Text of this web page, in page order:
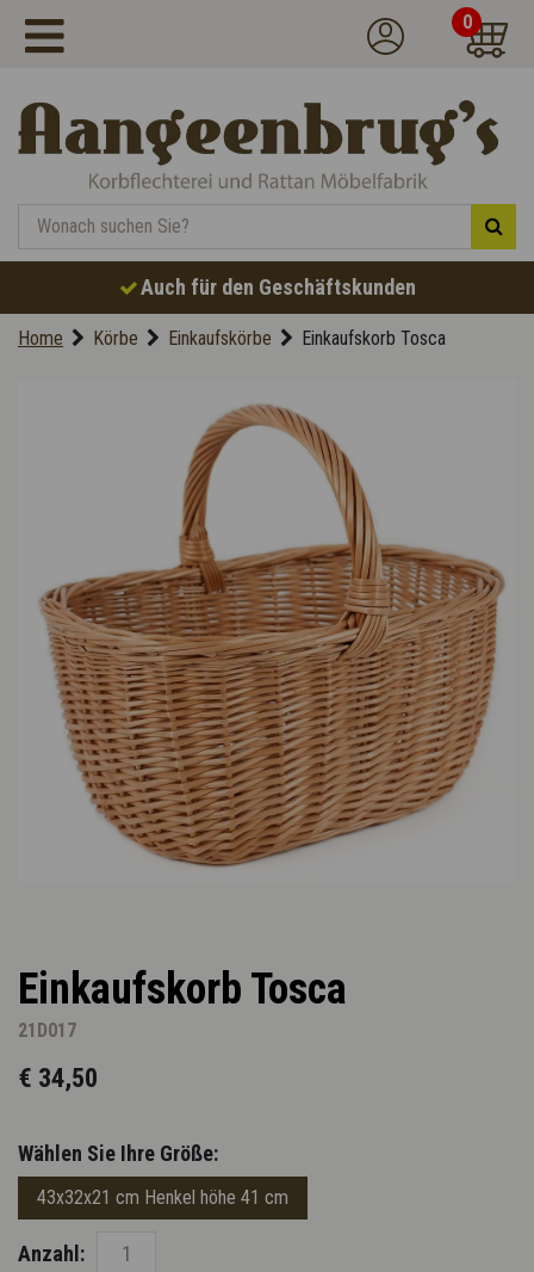
0
Auch für den Geschäftskunden
Home Körbe Einkaufskörbe Einkaufskorb Tosca
Einkaufskorb Tosca
21D017
€ 34,50
Wählen Sie Ihre Größe:
43x32x21 cm Henkel höhe 41 cm
Anzahl: